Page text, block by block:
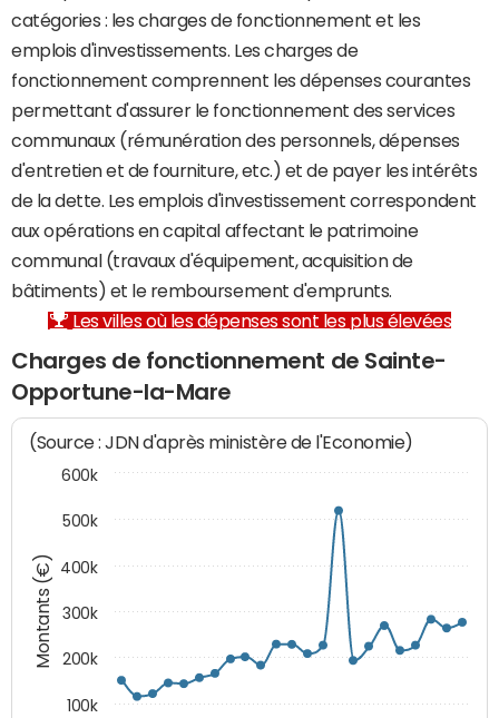
catégories : les charges de fonctionnement et les
emplois d'investissements. Les charges de
fonctionnement comprennent les dépenses courantes
permettant d'assurer le fonctionnement des services
communaux (rémunération des personnels, dépenses
d'entretien et de fourniture, etc.) et de payer les intérêts
de la dette. Les emplois d'investissement correspondent
aux opérations en capital affectant le patrimoine
communal (travaux d'équipement, acquisition de
bâtiments) et le remboursement d'emprunts.
Les villes où les dépenses sont les plus élevées
Charges de fonctionnement de Sainte-
Opportune-la-Mare
Montants (€)
(Source : JDN d'après ministère de l'Economie)
100k
200k
300k
400k
500k
600k